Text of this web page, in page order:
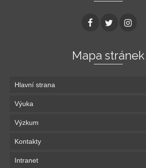
Mapa stránek
Hlavní strana
Výuka
Výzkum
Kontakty
Intranet